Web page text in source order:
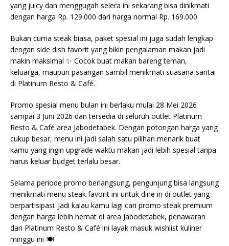
yang juicy dan menggugah selera ini sekarang bisa dinikmati
dengan harga Rp. 129.000 dari harga normal Rp. 169.000.
Bukan cuma steak biasa, paket spesial ini juga sudah lengkap
dengan side dish favorit yang bikin pengalaman makan jadi
makin maksimal ✨ Cocok buat makan bareng teman,
keluarga, maupun pasangan sambil menikmati suasana santai
di Platinum Resto & Café.
Promo spesial menu bulan ini berlaku mulai 28 Mei 2026
sampai 3 Juni 2026 dan tersedia di seluruh outlet Platinum
Resto & Café area Jabodetabek. Dengan potongan harga yang
cukup besar, menu ini jadi salah satu pilihan menarik buat
kamu yang ingin upgrade waktu makan jadi lebih spesial tanpa
harus keluar budget terlalu besar.
Selama periode promo berlangsung, pengunjung bisa langsung
menikmati menu steak favorit ini untuk dine in di outlet yang
berpartisipasi. Jadi kalau kamu lagi cari promo steak premium
dengan harga lebih hemat di area Jabodetabek, penawaran
dari Platinum Resto & Café ini layak masuk wishlist kuliner
minggu ini 🍽️